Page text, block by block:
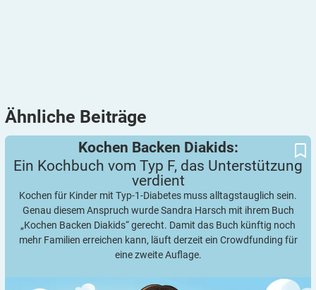
Ähnliche Beiträge
Kochen Backen Diakids:
Ein Kochbuch vom Typ F, das Unterstützung verdient
Kochen Backen Diakids:
Ein Kochbuch vom Typ F, das Unterstützung
verdient
Kochen für Kinder mit Typ-1-Diabetes muss alltagstauglich sein.
Genau diesem Anspruch wurde Sandra Harsch mit ihrem Buch
„Kochen Backen Diakids“ gerecht. Damit das Buch künftig noch
mehr Familien erreichen kann, läuft derzeit ein Crowdfunding für
eine zweite Auflage.